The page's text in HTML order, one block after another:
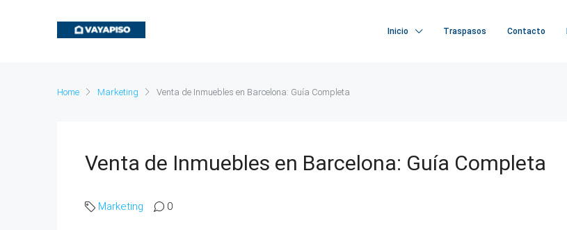
Inicio Traspasos Contacto
Home Marketing Venta de Inmuebles en Barcelona: Guía Completa
Venta de Inmuebles en Barcelona: Guía Completa
Marketing 0